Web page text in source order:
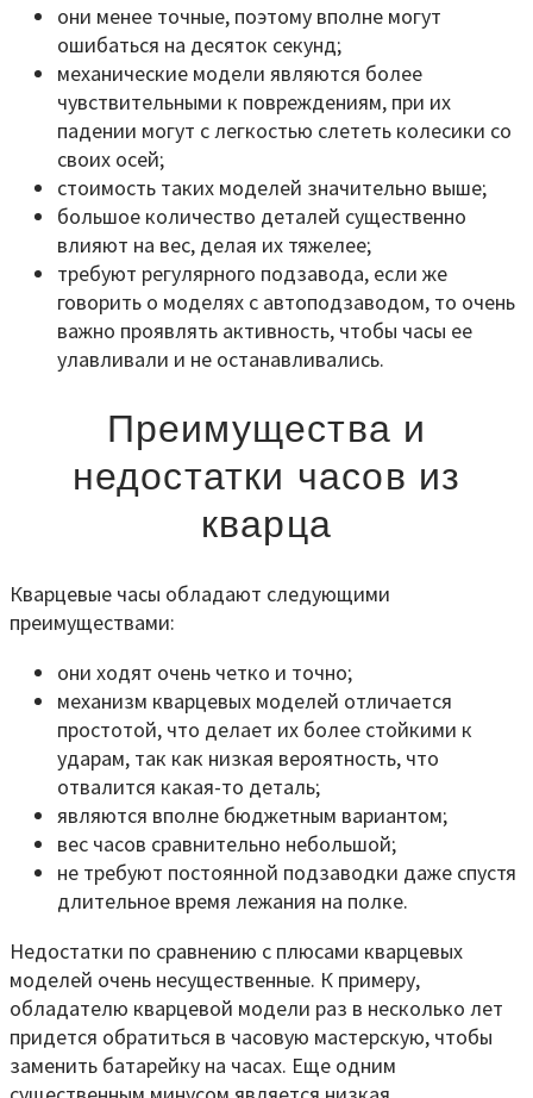
они менее точные, поэтому вполне могут
ошибаться на десяток секунд;
механические модели являются более
чувствительными к повреждениям, при их
падении могут с легкостью слететь колесики со
своих осей;
стоимость таких моделей значительно выше;
большое количество деталей существенно
влияют на вес, делая их тяжелее;
требуют регулярного подзавода, если же
говорить о моделях с автоподзаводом, то очень
важно проявлять активность, чтобы часы ее
улавливали и не останавливались.
Преимущества и
недостатки часов из
кварца
Кварцевые часы обладают следующими
преимуществами:
они ходят очень четко и точно;
механизм кварцевых моделей отличается
простотой, что делает их более стойкими к
ударам, так как низкая вероятность, что
отвалится какая-то деталь;
являются вполне бюджетным вариантом;
вес часов сравнительно небольшой;
не требуют постоянной подзаводки даже спустя
длительное время лежания на полке.
Недостатки по сравнению с плюсами кварцевых
моделей очень несущественные. К примеру,
обладателю кварцевой модели раз в несколько лет
придется обратиться в часовую мастерскую, чтобы
заменить батарейку на часах. Еще одним